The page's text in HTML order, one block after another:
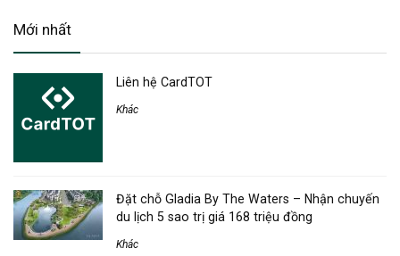
Mới nhất
Liên hệ CardTOT
Khác
Đặt chỗ Gladia By The Waters – Nhận chuyến
du lịch 5 sao trị giá 168 triệu đồng
Khác